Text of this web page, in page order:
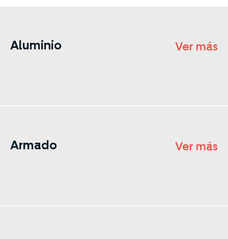
Aluminio Ver más
Armado Ver más